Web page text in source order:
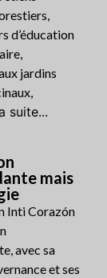
d’éducation
jardins
suite...
mais
Inti Corazón
avec sa
et ses